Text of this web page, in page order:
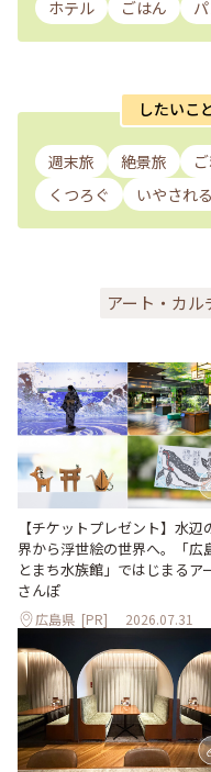
ホテル ごはん
したいこ
週末旅 絶景旅
くつろぐ
いやされる
アート・カル
【チケットプレゼント】水辺
界から浮世絵の世界へ。「広
とまち水族館」ではじまるア
さんぽ
広島県 [PR] 2026.07.31